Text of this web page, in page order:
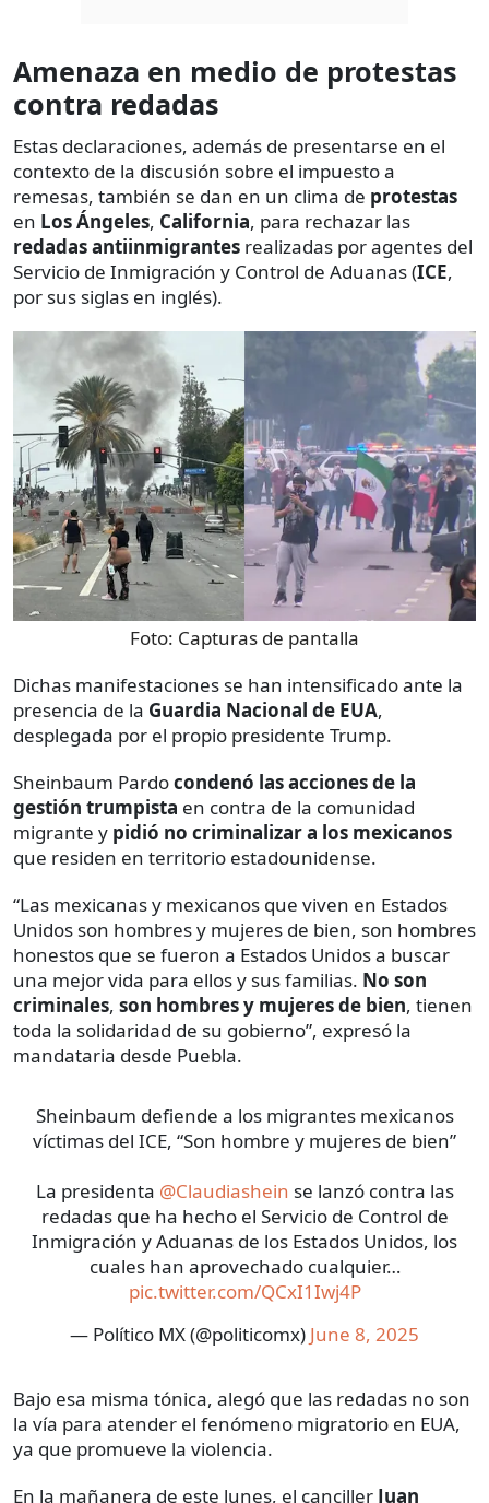
Amenaza en medio de protestas
contra redadas
Estas declaraciones, además de presentarse en el
contexto de la discusión sobre el impuesto a
remesas, también se dan en un clima de protestas
en Los Ángeles, California, para rechazar las
redadas antiinmigrantes realizadas por agentes del
Servicio de Inmigración y Control de Aduanas (ICE,
por sus siglas en inglés).
Foto: Capturas de pantalla
Dichas manifestaciones se han intensificado ante la
presencia de la Guardia Nacional de EUA,
desplegada por el propio presidente Trump.
Sheinbaum Pardocondenó las acciones de la
gestión trumpista en contra de la comunidad
migrante y pidió no criminalizar a los mexicanos
que residen en territorio estadounidense.
“Las mexicanas y mexicanos que viven en Estados
Unidos son hombres y mujeres de bien, son hombres
honestos que se fueron a Estados Unidos a buscar
una mejor vida para ellos y sus familias. No son
criminales, son hombres y mujeres de bien, tienen
toda la solidaridad de su gobierno”, expresó la
mandataria desde Puebla.
Sheinbaum defiende a los migrantes mexicanos
víctimas del ICE, “Son hombre y mujeres de bien”
La presidenta @Claudiashein se lanzó contra las
redadas que ha hecho el Servicio de Control de
Inmigración y Aduanas de los Estados Unidos, los
cuales han aprovechado cualquier…
pic.twitter.com/QCxI1Iwj4P
— Político MX (@politicomx) June 8, 2025
Bajo esa misma tónica, alegó que las redadas no son
la vía para atender el fenómeno migratorio en EUA,
ya que promueve la violencia.
En la mañanera de este lunes, el canciller Juan